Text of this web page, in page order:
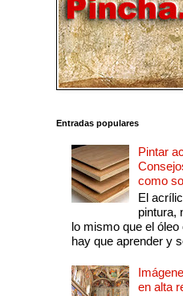
Entradas populares
Pintar
como
El
pintura,
lo mismo que el
hay que aprender y
en alta